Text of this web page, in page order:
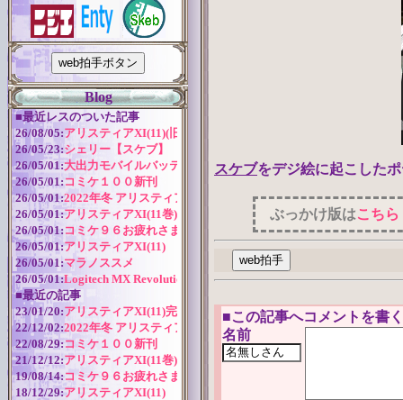
Blog
■最近レスのついた記事
26/08/05:アリスティアXI(11)(旧版)
26/05/23:シェリー【スケブ】
26/05/01:大出力モバイルバッテリー
26/05/01:コミケ１００新刊
26/05/01:2022年冬 アリスティアシリーズ今後の予定
26/05/01:アリスティアXI(11巻) 作成近況
26/05/01: コミケ９６お疲れさまでした！
26/05/01:アリスティアXI(11)
26/05/01:マラノススメ
26/05/01:Logitech MX Revolution バッテリー交換
■最近の記事
23/01/20:アリスティアXI(11)完全版
22/12/02:2022年冬 アリスティアシリーズ今後の予定
22/08/29:コミケ１００新刊
21/12/12:アリスティアXI(11巻) 作成近況
19/08/14:コミケ９６お疲れさまでした！
18/12/29:アリスティアXI(11)
スケブをデジ絵に起こした
ぶっかけ版はこちら
■この記事へコメントを書
名前